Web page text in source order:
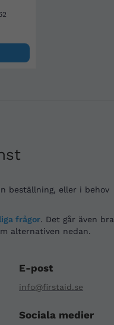
beställning, eller i behov
frågor. Det går även bra
alternativen nedan.
E-post
info@firstaid.se
Sociala medier